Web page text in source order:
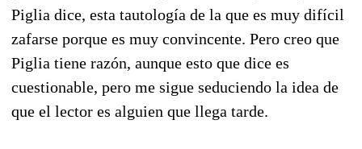
Piglia dice, esta tautología de la que es muy difícil
zafarse porque es muy convincente. Pero creo que
Piglia tiene razón, aunque esto que dice es
cuestionable, pero me sigue seduciendo la idea de
que el lector es alguien que llega tarde.